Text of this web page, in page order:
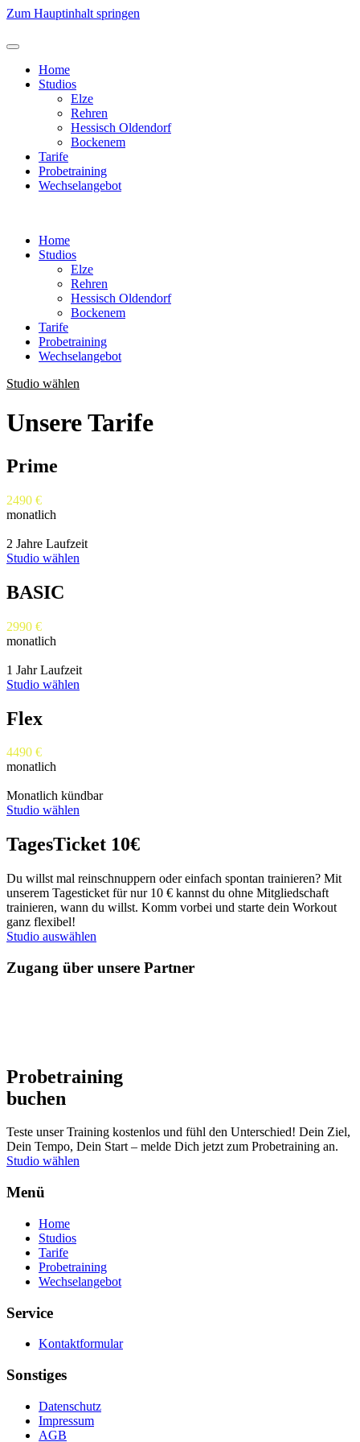
Zum Hauptinhalt springen
Home
Studios
Elze
Rehren
Hessisch Oldendorf
Bockenem
Tarife
Probetraining
Wechselangebot
Home
Studios
Elze
Rehren
Hessisch Oldendorf
Bockenem
Tarife
Probetraining
Wechselangebot
Studio wählen
UnsereTarife
Prime
2490 €
monatlich
2 Jahre Laufzeit
Studio wählen
BASIC
2990 €
monatlich
1 Jahr Laufzeit
Studio wählen
Flex
4490 €
monatlich
Monatlich kündbar
Studio wählen
TagesTicket 10€
Du willst mal reinschnuppern oder einfach spontan trainieren? Mit
unserem Tagesticket für nur 10 € kannst du ohne Mitgliedschaft
trainieren, wann du willst. Komm vorbei und starte dein Workout
ganz flexibel!
Studio auswählen
Zugang über unsere Partner
Probetraining
buchen
Teste unser Training kostenlos und fühl den Unterschied! Dein Ziel,
Dein Tempo, Dein Start – melde Dich jetzt zum Probetraining an.
Studio wählen
Menü
Home
Studios
Tarife
Probetraining
Wechselangebot
Service
Kontaktformular
Sonstiges
Datenschutz
Impressum
AGB